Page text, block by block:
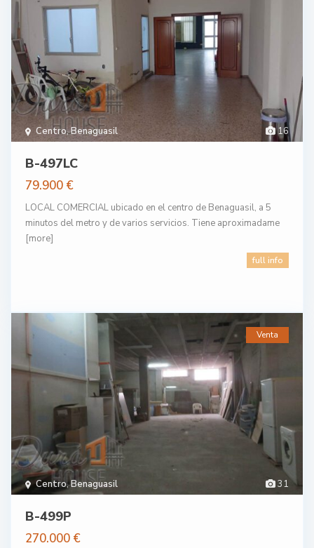
16
Centro,Benaguasil
B-497LC
79.900 €
LOCAL COMERCIAL ubicado en el centro de Benaguasil, a 5
minutos del metro y de varios servicios. Tiene aproximadame
[more]
full info
31
Centro,Benaguasil
Venta
B-499P
270.000 €